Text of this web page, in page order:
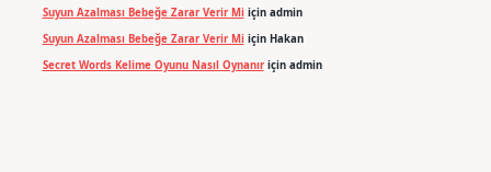
Suyun Azalması Bebeğe Zarar Verir Miiçin admin
Suyun Azalması Bebeğe Zarar Verir Miiçin Hakan
Secret Words Kelime Oyunu Nasıl Oynanıriçin admin